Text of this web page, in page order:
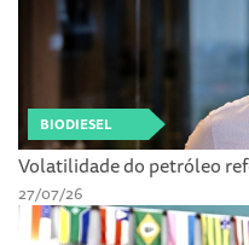
BIODIESEL
Volatilidade do petróleo
27/07/26